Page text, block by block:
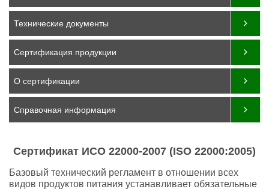
Технические документы
Сертификация продукции
О сертификации
Справочная информация
Сертификат ИСО 22000-2007 (ISO 22000:2005)
Базовый технический регламент в отношении всех
видов продуктов питания устанавливает обязательные